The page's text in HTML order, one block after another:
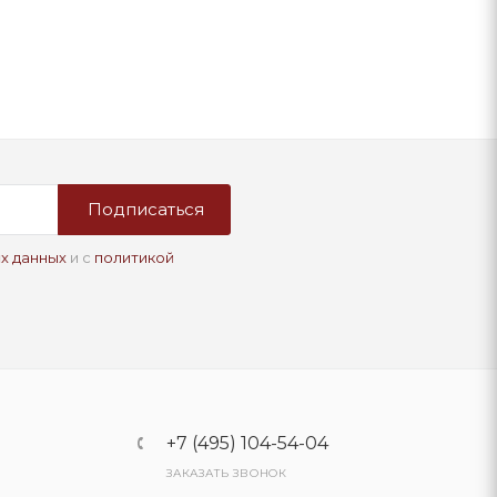
Подписаться
данныхи с политикой
+7 (495) 104-54-04
ЗАКАЗАТЬ ЗВОНОК